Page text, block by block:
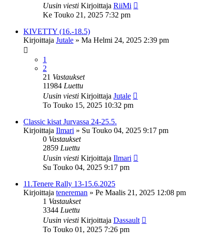
Uusin viesti Kirjoittaja RiiMi
Ke Touko 21, 2025 7:32 pm
KIVETTY (16.-18.5)
Kirjoittaja Jutale » Ma Helmi 24, 2025 2:39 pm
1
2
21 Vastaukset
11984 Luettu
Uusin viesti Kirjoittaja Jutale
To Touko 15, 2025 10:32 pm
Classic kisat Jurvassa 24-25.5.
Kirjoittaja Ilmari » Su Touko 04, 2025 9:17 pm
0 Vastaukset
2859 Luettu
Uusin viesti Kirjoittaja Ilmari
Su Touko 04, 2025 9:17 pm
11.Tenere Rally 13-15.6.2025
Kirjoittaja tenereman » Pe Maalis 21, 2025 12:08 pm
1 Vastaukset
3344 Luettu
Uusin viesti Kirjoittaja Dassault
To Touko 01, 2025 7:26 pm